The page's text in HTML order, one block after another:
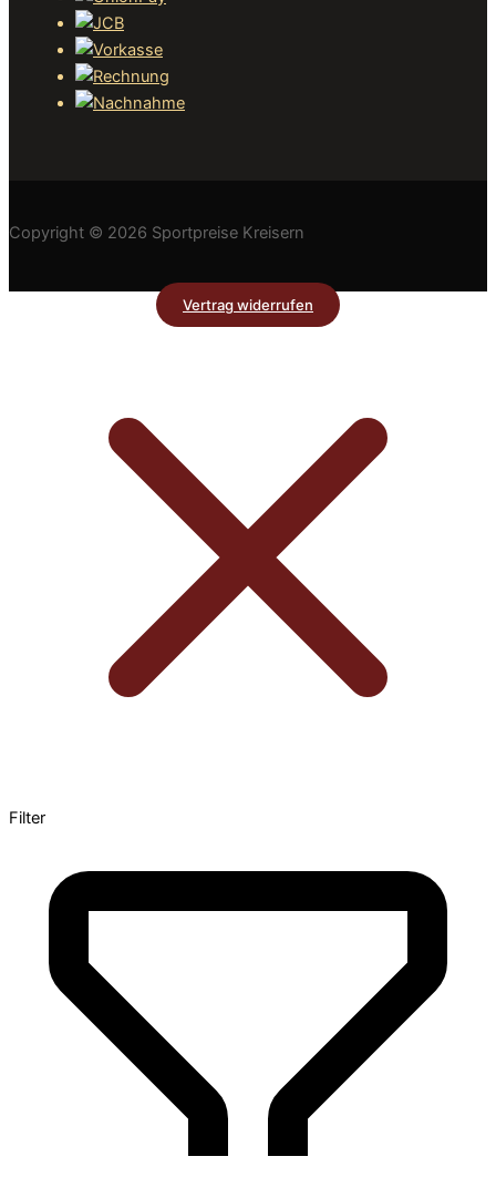
Copyright © 2026 Sportpreise Kreisern
Vertrag widerrufen
Filter